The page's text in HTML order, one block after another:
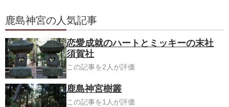
鹿島神宮の人気記事
恋愛成就のハートとミッキーの末社
須賀社
この記事を2人が評価
鹿島神宮樹叢
この記事を1人が評価